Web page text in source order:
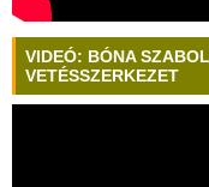
VIDEÓ: BÓNA
VETÉSSZERKEZET